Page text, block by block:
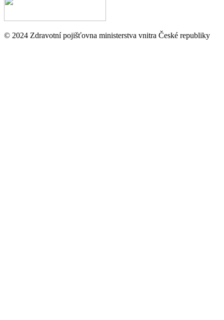
© 2024 Zdravotní pojišťovna ministerstva vnitra České republiky